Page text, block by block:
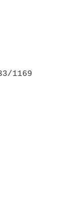
1169